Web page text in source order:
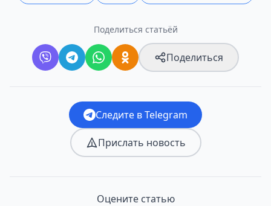
Поделиться статьёй
Поделиться
Следите в Telegram
Прислать новость
Оцените статью